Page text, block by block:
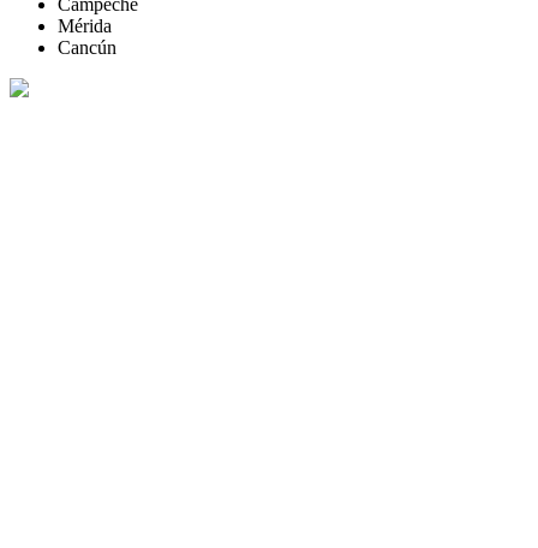
Campeche
Mérida
Cancún